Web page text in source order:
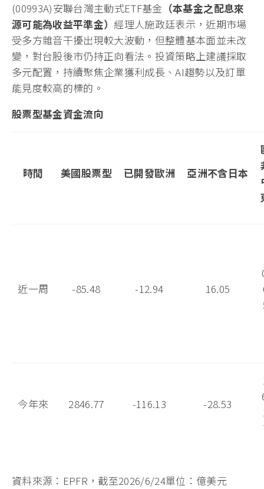
(00993A)安聯台灣主動式ETF基金 （本基金之配息來
源可能為收益平準金） 經理人施政廷表示，近期市場
受多方雜音干擾出現較大波動，但整體基本面並未改
變，對台股後市仍持正向看法。投資策略上建議採取
多元配置，持續聚焦企業獲利成長、AI趨勢以及訂單
能見度較高的標的。
股票型基金資金流向
時間 美國股票型 已開發歐洲 亞洲不含日本
近一周 -85.48 -12.94 16.05
今年來 2846.77 -116.13 -28.53
資料來源：EPFR，截至2026/6/24單位：億美元